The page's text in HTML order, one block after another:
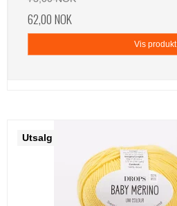
62,00 NOK
Vis produkt
Utsalg